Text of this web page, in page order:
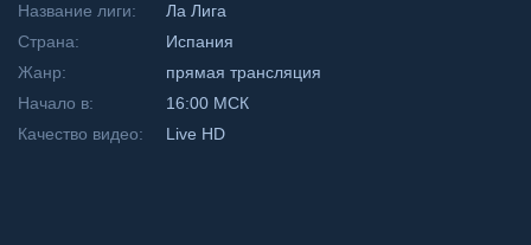
Название лиги:
Ла Лига
Страна:
Испания
Жанр:
прямая трансляция
Начало в:
16:00 МСК
Качество видео:
Live HD